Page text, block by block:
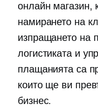
онлайн магазин,
намирането на
изпращането на
логистиката и
плащанията са
които ще ви
бизнес.